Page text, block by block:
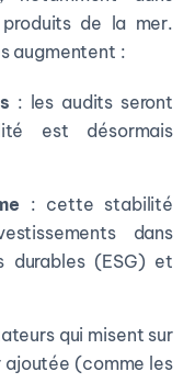
de la mer.
augmentent :
: les audits seront
est désormais
: cette stabilité
dans
durables (ESG) et
qui misent sur
ajoutée (comme les